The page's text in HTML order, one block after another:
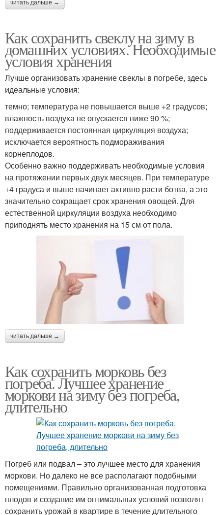
читать дальше →
Как сохранить свеклу на зиму в
домашних условиях. Необходимые
условия хранения
Лучше организовать хранение свеклы в погребе, здесь
идеальные условия:
темно; температура не повышается выше +2 градусов;
влажность воздуха не опускается ниже 90 %;
поддерживается постоянная циркуляция воздуха;
исключается вероятность подмораживания
корнеплодов.
Особенно важно поддерживать необходимые условия
на протяжении первых двух месяцев. При температуре
+4 градуса и выше начинает активно расти ботва, а это
значительно сокращает срок хранения овощей. Для
естественной циркуляции воздуха необходимо
приподнять место хранения на 15 см от пола.
читать дальше →
Как сохранить морковь без
погреба. Лучшее хранение
моркови на зиму без погреба,
длительно
Погреб или подвал – это лучшее место для хранения
моркови. Но далеко не все располагают подобными
помещениями. Правильно организованная подготовка
плодов и создание им оптимальных условий позволят
сохранить урожай в квартире в течение длительного